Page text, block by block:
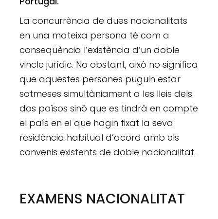
La concurrència de dues nacionalitats
en una mateixa persona té com a
conseqüència l’existència d’un doble
vincle jurídic. No obstant, això no significa
que aquestes persones puguin estar
sotmeses simultàniament a les lleis dels
dos països sinó que es tindrà en compte
el país en el que hagin fixat la seva
residència habitual d’acord amb els
convenis existents de doble nacionalitat.
EXAMENS NACIONALITAT